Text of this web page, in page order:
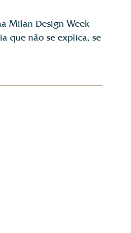
Milan Design Week
que não se explica, se